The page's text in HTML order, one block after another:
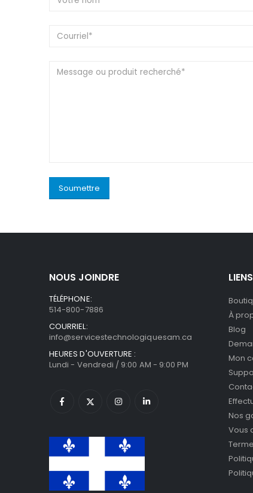
NOUS JOINDRE
TÉLÉPHONE:
514-800-7886
COURRIEL:
info@servicestechnologiquesam.ca
HEURES D'OUVERTURE :
Lundi - Vendredi / 9:00 AM - 9:00 PM
À
Blog
Mon
Nos
Vous